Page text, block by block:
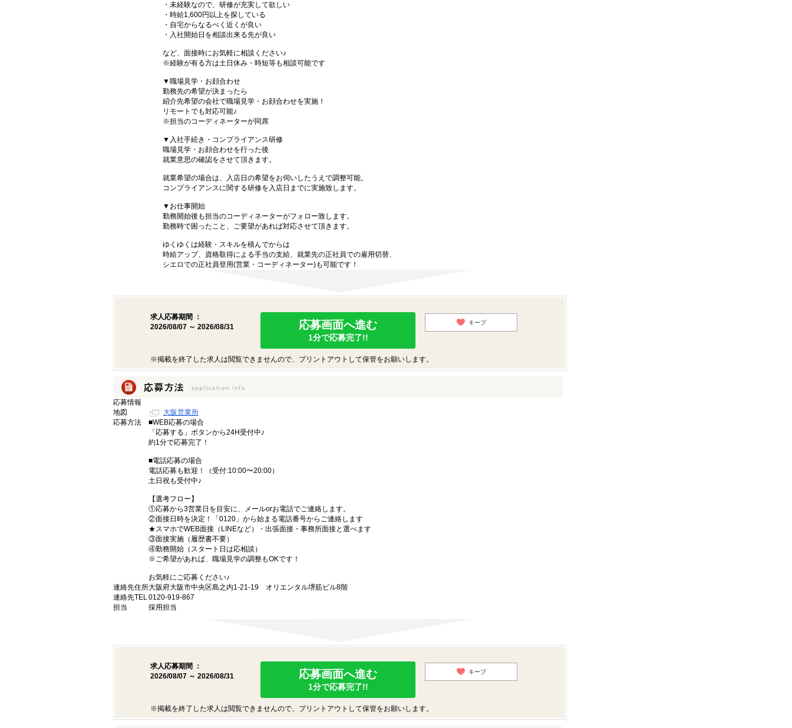
・未経験なので、研修が充実して欲しい
・時給1,600円以上を探している
・自宅からなるべく近くが良い
・入社開始日を相談出来る先が良い
など、面接時にお気軽に相談ください♪
※経験が有る方は土日休み・時短等も相談可能です
▼職場見学・お顔合わせ
勤務先の希望が決まったら
紹介先希望の会社で職場見学・お顔合わせを実施！
リモートでも対応可能♪
※担当のコーディネーターが同席
▼入社手続き・コンプライアンス研修
職場見学・お顔合わせを行った後
就業意思の確認をさせて頂きます。
就業希望の場合は、入店日の希望をお伺いしたうえで調整可能。
コンプライアンスに関する研修を入店日までに実施致します。
▼お仕事開始
勤務開始後も担当のコーディネーターがフォロー致します。
勤務時で困ったこと、ご要望があれば対応させて頂きます。
ゆくゆくは経験・スキルを積んでからは
時給アップ、資格取得による手当の支給、就業先の正社員での雇用切替、
シエロでの正社員登用(営業・コーディネーター)も可能です！
求人応募期間 ：
2026/08/07 ～ 2026/08/31
応募画面へ進む
1分で応募完了!!
キープ
※掲載を終了した求人は閲覧できませんので、プリントアウトして保管をお願いします。
応募情報
地図
大阪営業所
応募方法
■WEB応募の場合
「応募する」ボタンから24H受付中♪
約1分で応募完了！
■電話応募の場合
電話応募も歓迎！（受付:10:00〜20:00）
土日祝も受付中♪
【選考フロー】
①応募から3営業日を目安に、メールorお電話でご連絡します。
②面接日時を決定！「0120」から始まる電話番号からご連絡します
★スマホでWEB面接（LINEなど）・出張面接・事務所面接と選べます
③面接実施（履歴書不要）
④勤務開始（スタート日は応相談）
※ご希望があれば、職場見学の調整もOKです！
お気軽にご応募ください♪
連絡先住所大阪府大阪市中央区島之内1-21-19 オリエンタル堺筋ビル8階
連絡先TEL0120-919-867
担当
採用担当
求人応募期間 ：
2026/08/07 ～ 2026/08/31
応募画面へ進む
1分で応募完了!!
キープ
※掲載を終了した求人は閲覧できませんので、プリントアウトして保管をお願いします。